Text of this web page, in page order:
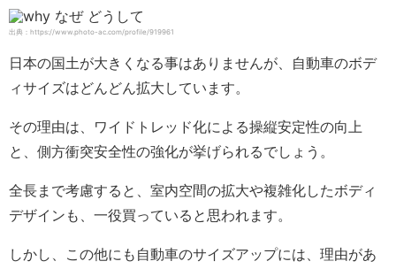
出典：https://www.photo-ac.com/profile/919961
日本の国土が大きくなる事はありませんが、自動車のボデ
ィサイズはどんどん拡大しています。
その理由は、ワイドトレッド化による操縦安定性の向上
と、側方衝突安全性の強化が挙げられるでしょう。
全長まで考慮すると、室内空間の拡大や複雑化したボディ
デザインも、一役買っていると思われます。
しかし、この他にも自動車のサイズアップには、理由があ